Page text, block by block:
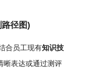
径图)
合员工现有知识技
晰表达或通过测评